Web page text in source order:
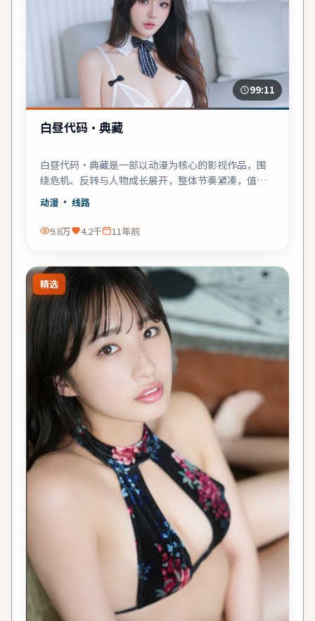
99:11
白昼代码·典藏
白昼代码·典藏是一部以动漫为核心的影视作品，围
绕危机、反转与人物成长展开，整体节奏紧凑，值得
推荐观看。
动漫 · 线路
9.8万 4.2千 11年前
精选